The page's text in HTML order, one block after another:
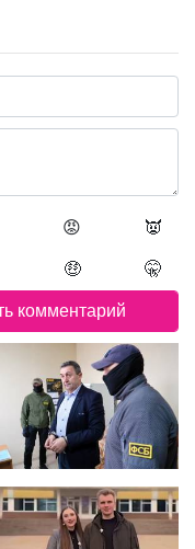
😡 👿
🤑 🤫